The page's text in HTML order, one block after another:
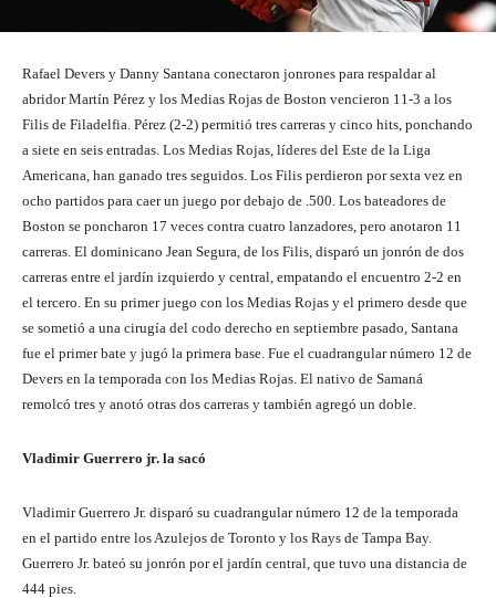
Rafael Devers y Danny Santana conectaron jonrones para respaldar al
abridor Martín Pérez y los Medias Rojas de Boston vencieron 11-3 a los
Filis de Filadelfia. Pérez (2-2) permitió tres carreras y cinco hits, ponchando
a siete en seis entradas. Los Medias Rojas, líderes del Este de la Liga
Americana, han ganado tres seguidos. Los Filis perdieron por sexta vez en
ocho partidos para caer un juego por debajo de .500. Los bateadores de
Boston se poncharon 17 veces contra cuatro lanzadores, pero anotaron 11
carreras. El dominicano Jean Segura, de los Filis, disparó un jonrón de dos
carreras entre el jardín izquierdo y central, empatando el encuentro 2-2 en
el tercero. En su primer juego con los Medias Rojas y el primero desde que
se sometió a una cirugía del codo derecho en septiembre pasado, Santana
fue el primer bate y jugó la primera base. Fue el cuadrangular número 12 de
Devers en la temporada con los Medias Rojas. El nativo de Samaná
remolcó tres y anotó otras dos carreras y también agregó un doble.
Vladimir Guerrero jr. la sacó
Vladimir Guerrero Jr. disparó su cuadrangular número 12 de la temporada
en el partido entre los Azulejos de Toronto y los Rays de Tampa Bay.
Guerrero Jr. bateó su jonrón por el jardín central, que tuvo una distancia de
444 pies.